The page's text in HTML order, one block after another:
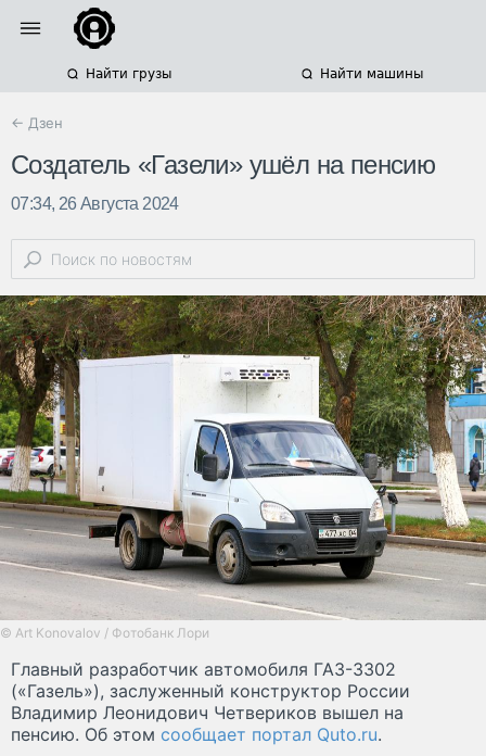
Найти грузы Найти машины
← Дзен
Создатель «Газели» ушёл на пенсию
07:34, 26 Августа 2024
© Art Konovalov / Фотобанк Лори
Главный разработчик автомобиля ГАЗ-3302
(«Газель»), заслуженный конструктор России
Владимир Леонидович Четвериков вышел на
пенсию. Об этом сообщает портал Quto.ru.